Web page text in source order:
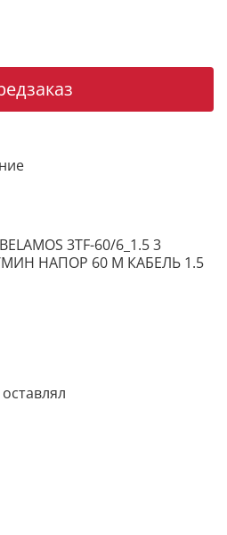
3TF-60/6_1.5 3
НАПОР 60 М КАБЕЛЬ 1.5
центробежный насос
колодцев и
частного